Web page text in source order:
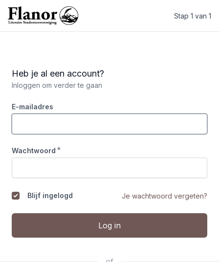
Literaire Studentenvereniging Flanor
Stap 1 van 1
Heb je al een account?
Inloggen om verder te gaan
E-mailadres
Wachtwoord *
Blijf ingelogd Je wachtwoord vergeten?
Log in